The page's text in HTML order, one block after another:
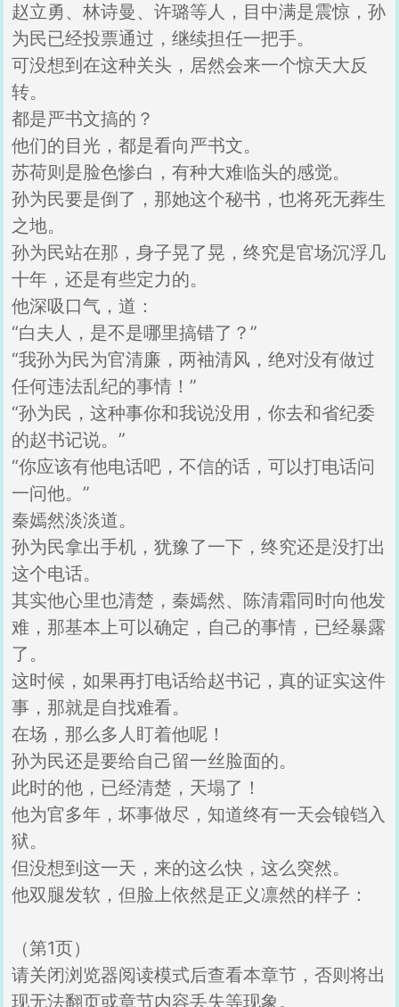
赵立勇、林诗曼、许璐等人，目中满是震惊，孙
为民已经投票通过，继续担任一把手。
可没想到在这种关头，居然会来一个惊天大反
转。
都是严书文搞的？
他们的目光，都是看向严书文。
苏荷则是脸色惨白，有种大难临头的感觉。
孙为民要是倒了，那她这个秘书，也将死无葬生
之地。
孙为民站在那，身子晃了晃，终究是官场沉浮几
十年，还是有些定力的。
他深吸口气，道：
“白夫人，是不是哪里搞错了？”
“我孙为民为官清廉，两袖清风，绝对没有做过
任何违法乱纪的事情！”
“孙为民，这种事你和我说没用，你去和省纪委
的赵书记说。”
“你应该有他电话吧，不信的话，可以打电话问
一问他。”
秦嫣然淡淡道。
孙为民拿出手机，犹豫了一下，终究还是没打出
这个电话。
其实他心里也清楚，秦嫣然、陈清霜同时向他发
难，那基本上可以确定，自己的事情，已经暴露
了。
这时候，如果再打电话给赵书记，真的证实这件
事，那就是自找难看。
在场，那么多人盯着他呢！
孙为民还是要给自己留一丝脸面的。
此时的他，已经清楚，天塌了！
他为官多年，坏事做尽，知道终有一天会锒铛入
狱。
但没想到这一天，来的这么快，这么突然。
他双腿发软，但脸上依然是正义凛然的样子：
（第1页）
请关闭浏览器阅读模式后查看本章节，否则将出
现无法翻页或章节内容丢失等现象。